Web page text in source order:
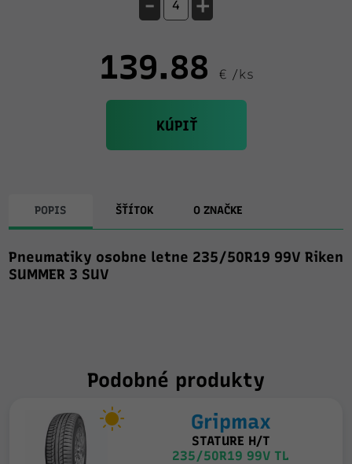
139.88 € /ks
KÚPIŤ
POPIS ŠŤÍTOK O ZNAČKE
Pneumatiky osobne letne 235/50R19 99V Riken
SUMMER 3 SUV
Podobné produkty
Gripmax
STATURE H/T
235/50R19 99V TL